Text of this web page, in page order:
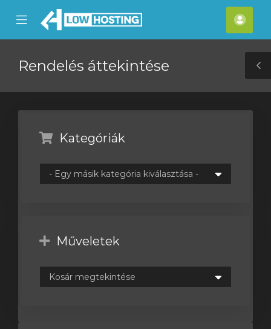
Mobile
Menu
Fiók
Rendelés áttekintése
Kategóriák
Műveletek